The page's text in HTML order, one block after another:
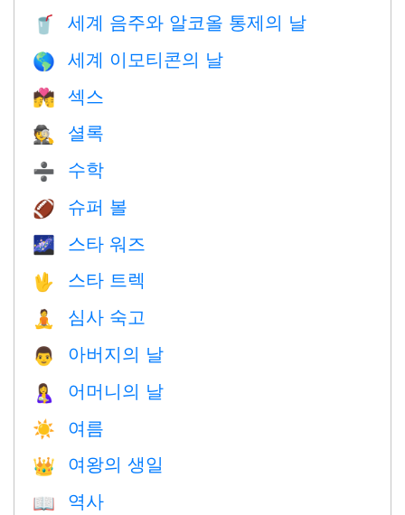
🥤 세계 음주와 알코올 통제의 날
🌎 세계 이모티콘의 날
💏 섹스
🕵️ 셜록
➗ 수학
🏈 슈퍼 볼
🌌 스타 워즈
🖖 스타 트렉
🧘 심사 숙고
👨 아버지의 날
🤱 어머니의 날
☀️ 여름
👑 여왕의 생일
📖 역사